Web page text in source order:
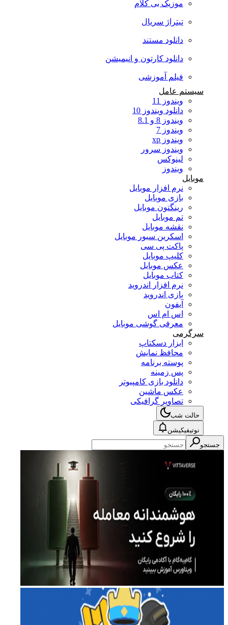
موزیک بی کلام
تیتراژ سریال
دانلود مستند
دانلود کارتون و انیمیشن
فیلم آموزشی
سیستم عامل
ویندوز 11
دانلود ویندوز 10
ویندوز 8 و 8.1
ویندوز 7
ویندوز xp
ویندوز سرور
لینوکس
ویندوز
موبایل
نرم افزار موبایل
بازی موبایل
رینگتون موبایل
تم موبایل
نقشه موبایل
اسکرین سیور موبایل
پاکت پی سی
کلیپ موبایل
عکس موبایل
کتاب موبایل
نرم افزار اندروید
بازی اندروید
آیفون
اس ام اس
معرفی گوشی موبایل
سرگرمی
ابزار دسکتاپ
محافظ نمایش
پوسته برنامه
پس زمینه
دانلود بازی کامپیوتر
عکس ماشین
تصاویر گرافیکی
حالت شب
نوتیفیکیشن
جستجو